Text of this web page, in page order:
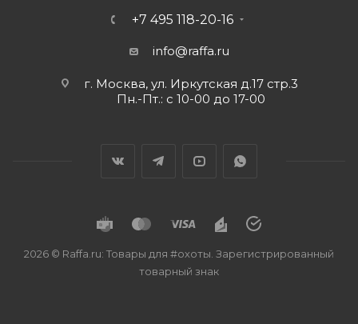
+7 495 118-20-16
info@raffa.ru
г. Москва, ул. Иркутская д.17 стр.3
Пн.-Пт.: с 10-00 до 17-00
2026 © Raffa.ru: Товары для #охоты. Зарегистрированный
товарный знак